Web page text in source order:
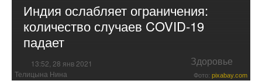
Индия ослабляет ограничения:
количество случаев COVID-19
падает
13:52, 28 янв 2021 Здоровье
Телицына Нина Фото: pixabay.com